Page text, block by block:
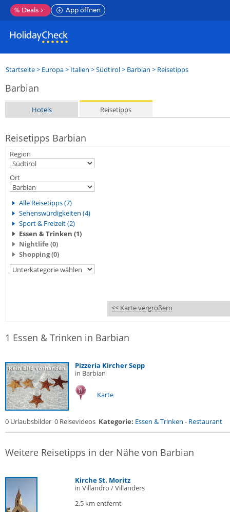
% Deals App öffnen
Startseite> Europa> Italien >Südtirol> Barbian > Reisetipps
Barbian
Hotels Reisetipps
Reisetipps Barbian
Region
Ort
Alle Reisetipps (7)
Sehenswürdigkeiten (4)
Sport & Freizeit (2)
Essen & Trinken (1)
Nightlife (0)
Shopping (0)
<< Karte vergrößern
1 Essen & Trinken in Barbian
Pizzeria Kircher Sepp
in Barbian
Karte
0 Urlaubsbilder 0 Reisevideos Kategorie: Essen & Trinken - Restaurant
Weitere Reisetipps in der Nähe von Barbian
Kirche St. Moritz
in Villandro / Villanders
2,5 km entfernt